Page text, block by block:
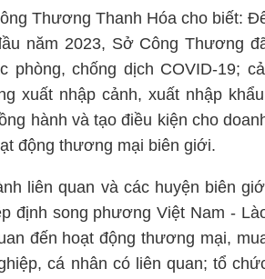
Thương Thanh Hóa cho biết:
năm 2023, Sở Công Thương
phòng, chống dịch COVID-19;
xuất nhập cảnh, xuất nhập
hành và tạo điều kiện cho
động thương mại biên giới.
liên quan và các huyện biên
định song phương Việt Nam -
đến hoạt động thương mại,
cá nhân có liên quan; tổ